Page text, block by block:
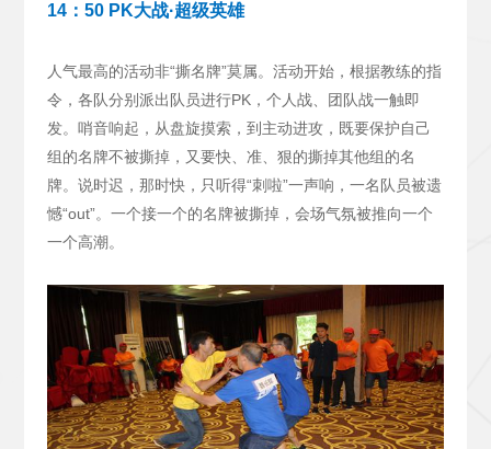
14：50 PK大战·超级英雄
人气最高的活动非“撕名牌”莫属。活动开始，根据教练的指
令，各队分别派出队员进行PK，个人战、团队战一触即
发。哨音响起，从盘旋摸索，到主动进攻，既要保护自己
组的名牌不被撕掉，又要快、准、狠的撕掉其他组的名
牌。说时迟，那时快，只听得“刺啦”一声响，一名队员被遗
憾“out”。一个接一个的名牌被撕掉，会场气氛被推向一个
一个高潮。